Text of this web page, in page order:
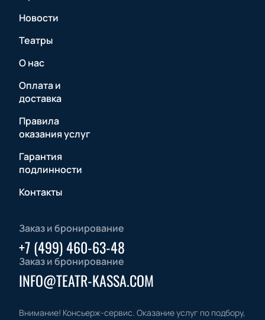
Новости
Театры
О нас
Оплата и
доставка
Правила
оказания услуг
Гарантия
подлинности
Контакты
Заказ и бронирование
+7 (499) 460-63-48
Заказ и бронирование
INFO@TEATR-KASSA.COM
Внимание! Консьерж-сервис. Оказание услуг по подбору,